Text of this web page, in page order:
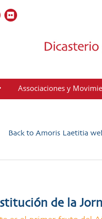
Associaciones y
Back to Amoris Laetitia
de la